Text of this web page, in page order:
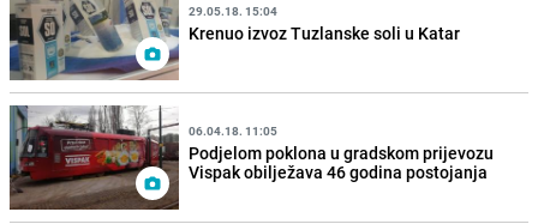
29.05.18. 15:04
Krenuo izvoz Tuzlanske soli u Katar
06.04.18. 11:05
Podjelom poklona u gradskom prijevozu
Vispak obilježava 46 godina postojanja